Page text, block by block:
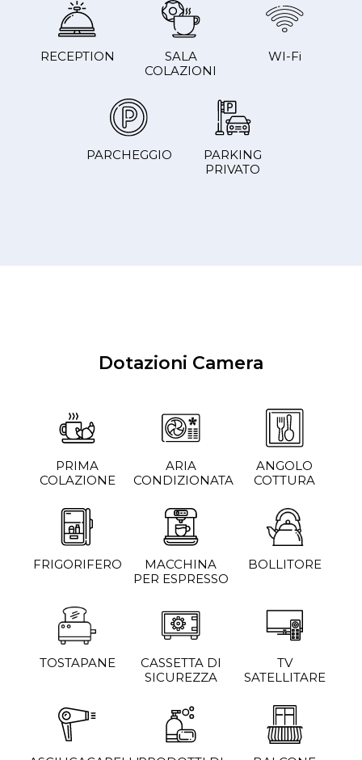
RECEPTION
SALA
COLAZIONI
WI-Fi
PARCHEGGIO
PARKING
PRIVATO
Dotazioni Camera
PRIMA
COLAZIONE
ARIA
CONDIZIONATA
ANGOLO
COTTURA
FRIGORIFERO
MACCHINA
PER ESPRESSO
BOLLITORE
TOSTAPANE
CASSETTA DI
SICUREZZA
TV
SATELLITARE